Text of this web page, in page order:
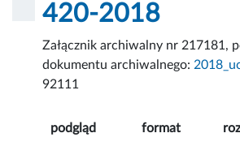
420-2018
Załącznik archiwalny nr 217181,
dokumentu archiwalnego:
92111
podgląd format